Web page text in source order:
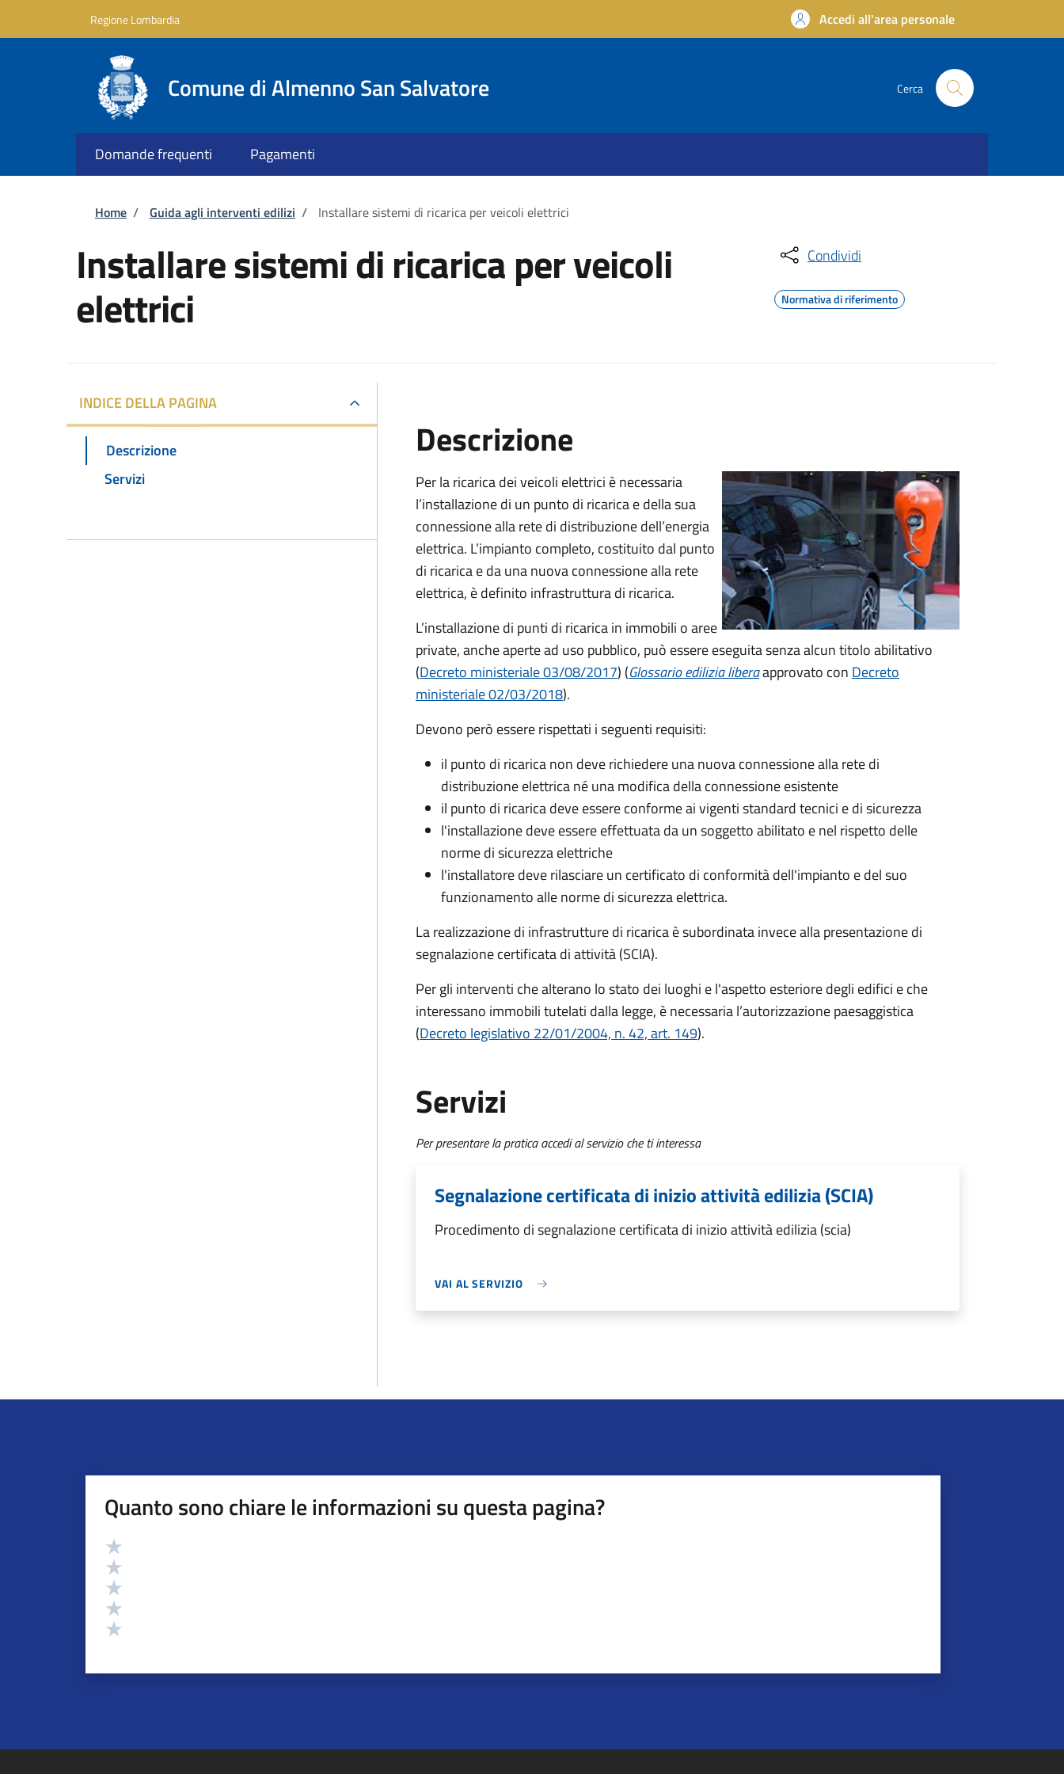
Regione Lombardia Accedi all'area personale
Comune di Almenno San Salvatore Cerca
Domande frequenti Pagamenti
Briciole di pane
Home / Guida agli interventi edilizi / Installare sistemi di ricarica per veicoli elettrici
Installare sistemi di ricarica per veicoli
elettrici
Condividi
Normativa di riferimento
INDICE DELLA PAGINA
Descrizione
Servizi
Descrizione
Per la ricarica dei veicoli elettrici è necessaria
l’installazione di un punto di ricarica e della sua
connessione alla rete di distribuzione dell’energia
elettrica. L’impianto completo, costituito dal punto
di ricarica e da una nuova connessione alla rete
elettrica, è definito infrastruttura di ricarica.
L’installazione di punti di ricarica in immobili o aree
private, anche aperte ad uso pubblico, può essere eseguita senza alcun titolo abilitativo
(Decreto ministeriale 03/08/2017) (Glossario edilizia liberaapprovato con Decreto
ministeriale 02/03/2018).
Devono però essere rispettati i seguenti requisiti:
il punto di ricarica non deve richiedere una nuova connessione alla rete di
distribuzione elettrica né una modifica della connessione esistente
il punto di ricarica deve essere conforme ai vigenti standard tecnici e di sicurezza
l'installazione deve essere effettuata da un soggetto abilitato e nel rispetto delle
norme di sicurezza elettriche
l'installatore deve rilasciare un certificato di conformità dell'impianto e del suo
funzionamento alle norme di sicurezza elettrica.
La realizzazione di infrastrutture di ricarica è subordinata invece alla presentazione di
segnalazione certificata di attività (SCIA).
Per gli interventi che alterano lo stato dei luoghi e l'aspetto esteriore degli edifici e che
interessano immobili tutelati dalla legge, è necessaria l’autorizzazione paesaggistica
(Decreto legislativo 22/01/2004, n. 42, art. 149).
Servizi
Per presentare la pratica accedi al servizio che ti interessa
Segnalazione certificata di inizio attività edilizia (SCIA)
Procedimento di segnalazione certificata di inizio attività edilizia (scia)
VAI AL SERVIZIO
Quanto sono chiare le informazioni su questa pagina?
Valutazione